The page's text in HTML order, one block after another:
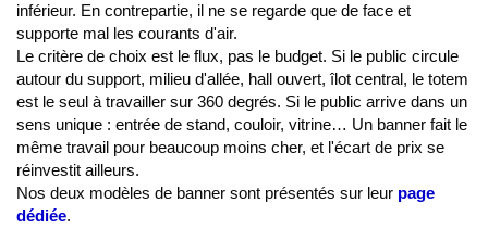
inférieur. En contrepartie, il ne se regarde que de face et
supporte mal les courants d'air.
Le critère de choix est le flux, pas le budget. Si le public circule
autour du support, milieu d'allée, hall ouvert, îlot central, le totem
est le seul à travailler sur 360 degrés. Si le public arrive dans un
sens unique : entrée de stand, couloir, vitrine… Un banner fait le
même travail pour beaucoup moins cher, et l'écart de prix se
réinvestit ailleurs.
Nos deux modèles de banner sont présentés sur leur page
dédiée.